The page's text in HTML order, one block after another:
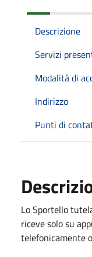
Descrizione
Servizi
Modalità di
Indirizzo
Punti di
Lo Sportello
riceve solo su
telefonicamente